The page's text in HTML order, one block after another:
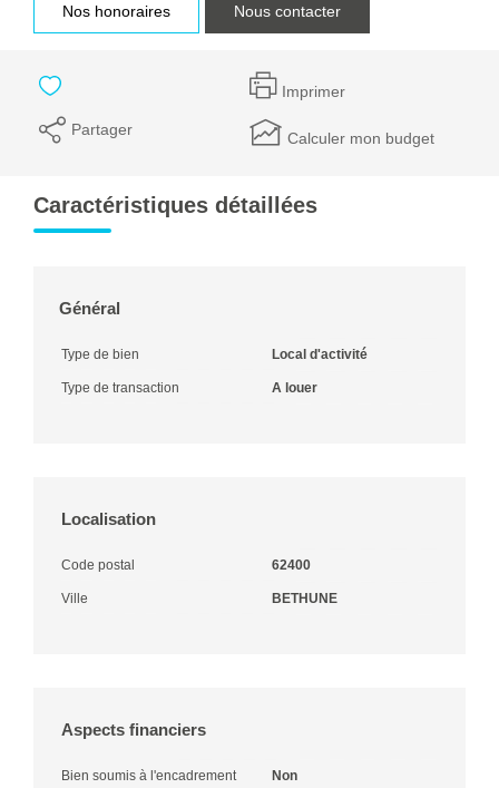
Nos honoraires Nous contacter
Imprimer
Partager Calculer mon budget
Caractéristiques détaillées
Général
Type de bien Local d'activité
Type de transaction A louer
Localisation
Code postal 62400
Ville BETHUNE
Aspects financiers
Bien soumis à l'encadrement
Non